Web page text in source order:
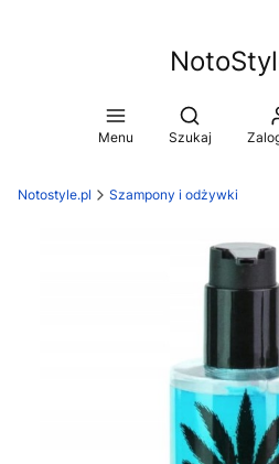
Menu
Otwórz
Szukaj
Notostyle.pl Szampony i odżywki